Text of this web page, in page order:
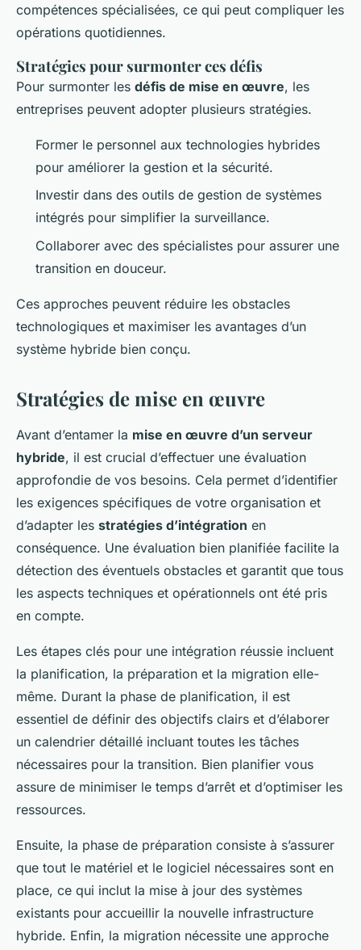
compétences spécialisées, ce qui peut compliquer les
opérations quotidiennes.
Stratégies pour surmonter ces défis
Pour surmonter les défis de mise en œuvre, les
entreprises peuvent adopter plusieurs stratégies.
Former le personnel aux technologies hybrides
pour améliorer la gestion et la sécurité.
Investir dans des outils de gestion de systèmes
intégrés pour simplifier la surveillance.
Collaborer avec des spécialistes pour assurer une
transition en douceur.
Ces approches peuvent réduire les obstacles
technologiques et maximiser les avantages d’un
système hybride bien conçu.
Stratégies de mise en œuvre
Avant d’entamer la mise en œuvre d’un serveur
hybride, il est crucial d’effectuer une évaluation
approfondie de vos besoins. Cela permet d’identifier
les exigences spécifiques de votre organisation et
d’adapter les stratégies d’intégration en
conséquence. Une évaluation bien planifiée facilite la
détection des éventuels obstacles et garantit que tous
les aspects techniques et opérationnels ont été pris
en compte.
Les étapes clés pour une intégration réussie incluent
la planification, la préparation et la migration elle-
même. Durant la phase de planification, il est
essentiel de définir des objectifs clairs et d’élaborer
un calendrier détaillé incluant toutes les tâches
nécessaires pour la transition. Bien planifier vous
assure de minimiser le temps d’arrêt et d’optimiser les
ressources.
Ensuite, la phase de préparation consiste à s’assurer
que tout le matériel et le logiciel nécessaires sont en
place, ce qui inclut la mise à jour des systèmes
existants pour accueillir la nouvelle infrastructure
hybride. Enfin, la migration nécessite une approche